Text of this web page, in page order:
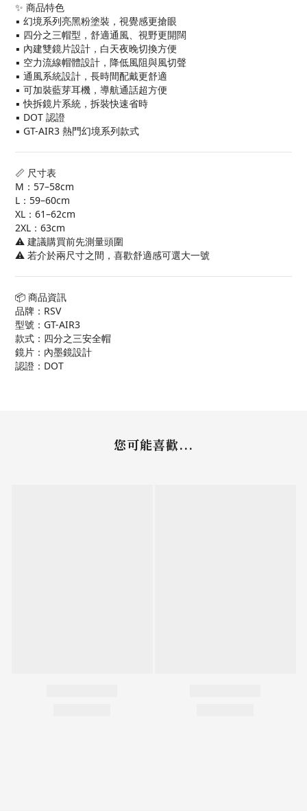
✨ 商品特色
▪ 幻境系列亮黑粉塗裝，視覺感更搶眼
▪ 四分之三帽型，舒適通風、視野更開闊
▪ 內建雙鏡片設計，白天夜晚切換方便
▪ 空力流線帽體設計，降低風阻與風切聲
▪ 通風系統設計，長時間配戴更舒適
▪ 可加裝藍芽耳機，導航通話超方便
▪ 快拆鏡片系統，拆裝快速省時
▪ DOT 認證
▪ GT-AIR3 熱門幻境系列款式
📏 尺寸表
M：57–58cm
L：59–60cm
XL：61–62cm
2XL：63cm
⚠️ 建議購買前先測量頭圍
⚠️ 若介於兩尺寸之間，喜歡舒適感可選大一號
📦 商品資訊
品牌：RSV
型號：GT-AIR3
款式：四分之三安全帽
鏡片：內墨鏡設計
認證：DOT
您可能喜歡...